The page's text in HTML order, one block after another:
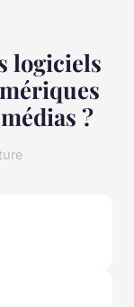
logiciels
?